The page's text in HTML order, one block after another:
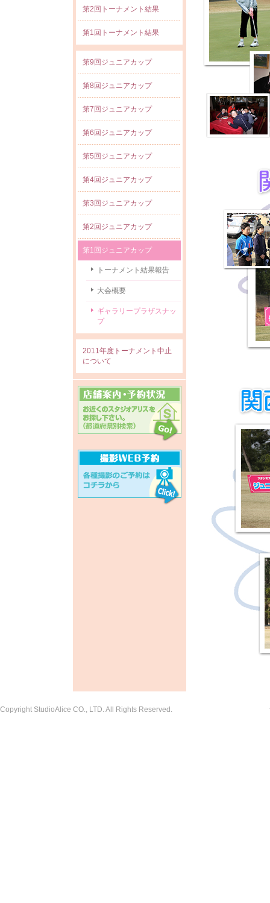
第2回トーナメント結果
第1回トーナメント結果
第9回ジュニアカップ
第8回ジュニアカップ
第7回ジュニアカップ
第6回ジュニアカップ
第5回ジュニアカップ
第4回ジュニアカップ
第3回ジュニアカップ
第2回ジュニアカップ
第1回ジュニアカップ
トーナメント結果報告
大会概要
ギャラリープラザスナッ
プ
2011年度トーナメント中止
について
Copyright StudioAlice CO., LTD. All Rights Reserved.